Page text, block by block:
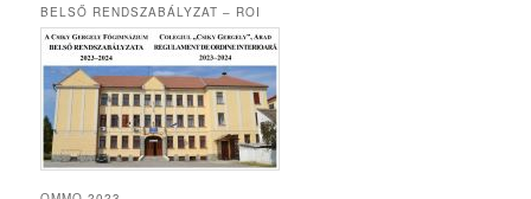
BELSŐ RENDSZABÁLYZAT – ROI